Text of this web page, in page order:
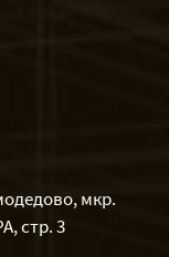
мкр.
стр. 3